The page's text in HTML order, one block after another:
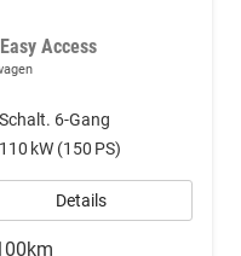
Access
Schalt. 6-Gang
110 kW (150 PS)
Details